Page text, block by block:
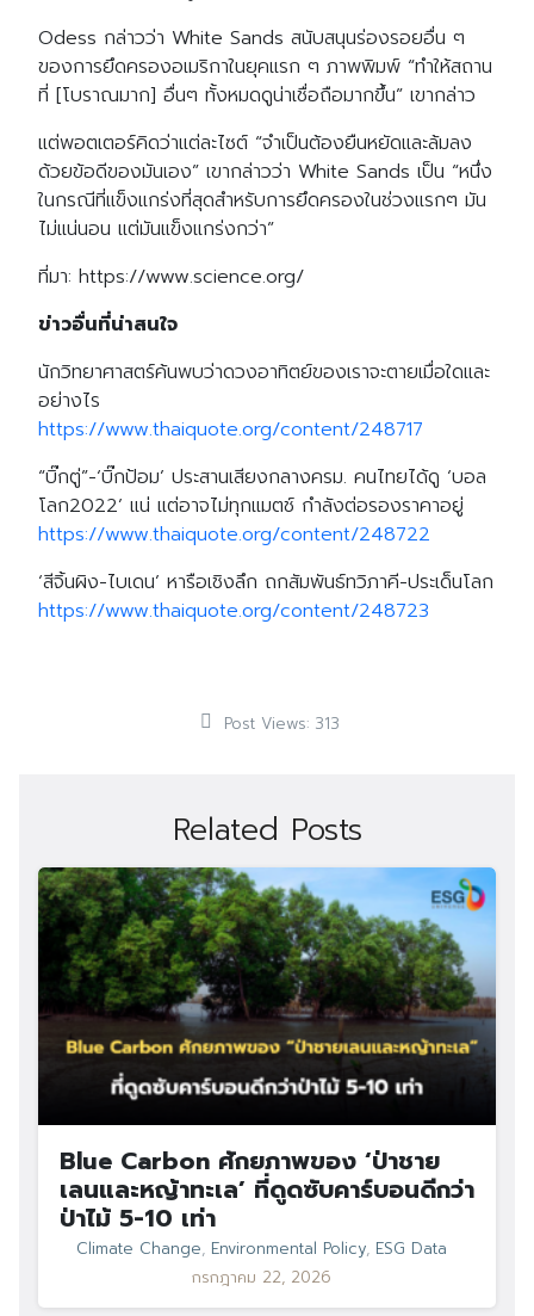
Search
Odess กล่าวว่า White Sands สนับสนุนร่องรอยอื่น ๆ
ของการยึดครองอเมริกาในยุคแรก ๆ ภาพพิมพ์ “ทำให้สถาน
ที่ [โบราณมาก] อื่นๆ ทั้งหมดดูน่าเชื่อถือมากขึ้น” เขากล่าว
แต่พอตเตอร์คิดว่าแต่ละไซต์ “จำเป็นต้องยืนหยัดและล้มลง
ด้วยข้อดีของมันเอง” เขากล่าวว่า White Sands เป็น “หนึ่ง
ในกรณีที่แข็งแกร่งที่สุดสำหรับการยึดครองในช่วงแรกๆ มัน
ไม่แน่นอน แต่มันแข็งแกร่งกว่า”
ที่มา: https://www.science.org/
ข่าวอื่นที่น่าสนใจ
นักวิทยาศาสตร์ค้นพบว่าดวงอาทิตย์ของเราจะตายเมื่อใดและ
อย่างไร
https://www.thaiquote.org/content/248717
“บิ๊กตู่”-‘บิ๊กป้อม’ ประสานเสียงกลางครม. คนไทยได้ดู ‘บอล
โลก2022’ แน่ แต่อาจไม่ทุกแมตช์ กำลังต่อรองราคาอยู่
https://www.thaiquote.org/content/248722
‘สีจิ้นผิง-ไบเดน’ หารือเชิงลึก ถกสัมพันธ์ทวิภาคี-ประเด็นโลก
https://www.thaiquote.org/content/248723
Post Views: 313
Related Posts
Blue Carbon ศักยภาพของ ‘ป่าชาย
เลนและหญ้าทะเล’ ที่ดูดซับคาร์บอนดีกว่า
ป่าไม้ 5-10 เท่า
Climate Change, Environmental Policy, ESG Data
กรกฎาคม 22, 2026